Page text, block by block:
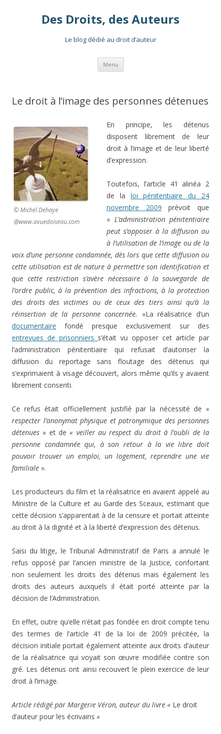
Des Droits, des Auteurs
Le blog dédié au droit d’auteur
Menu Aller
contenu
Le droit à l’image des personnes détenues
© Michel Dehaye
@www.avuedoiseau.com
En principe, les détenus
disposent librement de leur
droit à l’image et de leur liberté
d’expression.
Toutefois, l’article 41 alinéa 2
de la loi pénitentiaire du 24
novembre 2009 prévoit que
« L’administration pénitentiaire
peut s’opposer à la diffusion ou
à l’utilisation de l’image ou de la
voix d’une personne condamnée, dès lors que cette diffusion ou
cette utilisation est de nature à permettre son identification et
que cette restriction s’avère nécessaire à la sauvegarde de
l’ordre public, à la prévention des infractions, à la protection
des droits des victimes ou de ceux des tiers ainsi qu’à la
réinsertion de la personne concernée.
»La réalisatrice d’un
documentaire fondé presque exclusivement sur des
entrevues de prisonniers s’était vu opposer cet article par
l’administration pénitentiaire qui refusait d’autoriser la
diffusion du reportage sans floutage des détenus qui
s’exprimaient à visage découvert, alors même qu’ils y avaient
librement consenti.
Ce refus était officiellement justifié par la nécessité de «
respecter l’anonymat physique et patronymique des personnes
détenues » et de« veiller au respect du droit à l’oubli de la
personne condamnée qui, à son retour à la vie libre doit
pouvoir trouver un emploi, un logement, reprendre une vie
familiale ».
Les producteurs du film et la réalisatrice en avaient appelé au
Ministre de la Culture et au Garde des Sceaux, estimant que
cette décision s’apparentait à de la censure et portait atteinte
au droit à la dignité et à la liberté d’expression des détenus.
Saisi du litige, le Tribunal Administratif de Paris a annulé le
refus opposé par l’ancien ministre de la Justice, confortant
non seulement les droits des détenus mais également les
droits des auteurs auxquels il était porté atteinte par la
décision de l’Administration.
En effet, outre qu’elle n’était pas fondée en droit compte tenu
des termes de l’article 41 de la loi de 2009 précitée, la
décision initiale portait également atteinte aux droits d’auteur
de la réalisatrice qui voyait son œuvre modifiée contre son
gré. Les détenus ont ainsi recouvert le plein exercice de leur
droit à l’image.
Article rédigé par Margerie Véron, auteur du livre « Le droit
d’auteur pour les écrivains »